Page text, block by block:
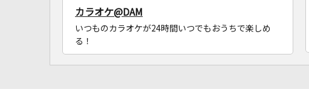
カラオケ@DAM
いつものカラオケが24時間いつでもおうちで楽しめ
る！